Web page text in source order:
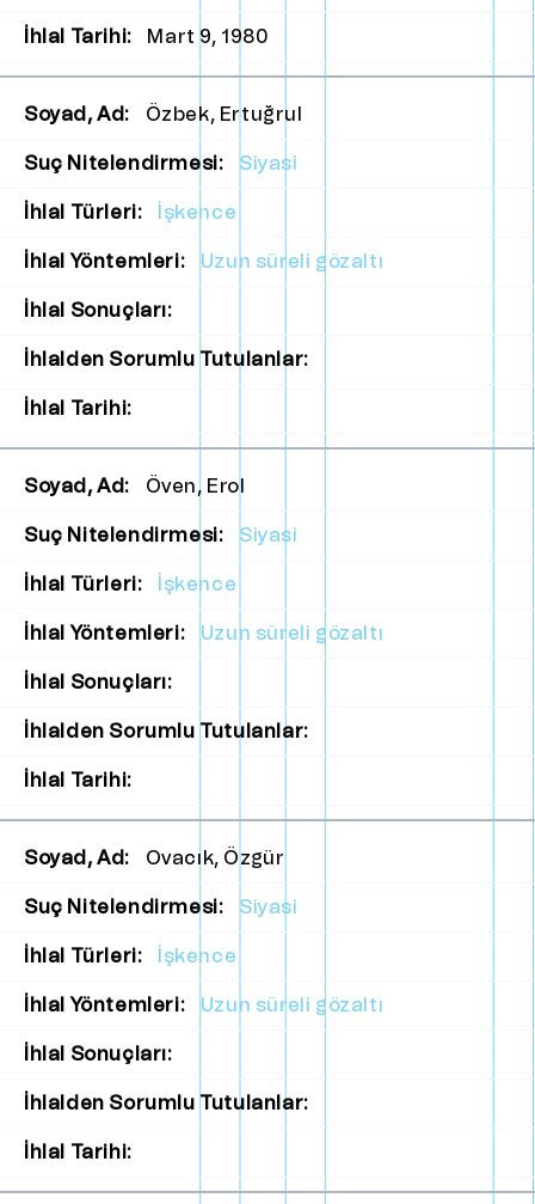
İhlal Tarihi: Mart 9, 1980
Soyad, Ad: Özbek, Ertuğrul
Suç Nitelendirmesi: Siyasi
İhlal Türleri: İşkence
İhlal Yöntemleri: Uzun süreli gözaltı
İhlal Sonuçları:
İhlalden Sorumlu Tutulanlar:
İhlal Tarihi:
Soyad, Ad: Öven, Erol
Suç Nitelendirmesi: Siyasi
İhlal Türleri: İşkence
İhlal Yöntemleri: Uzun süreli gözaltı
İhlal Sonuçları:
İhlalden Sorumlu Tutulanlar:
İhlal Tarihi:
Soyad, Ad: Ovacık, Özgür
Suç Nitelendirmesi: Siyasi
İhlal Türleri: İşkence
İhlal Yöntemleri: Uzun süreli gözaltı
İhlal Sonuçları:
İhlalden Sorumlu Tutulanlar:
İhlal Tarihi: